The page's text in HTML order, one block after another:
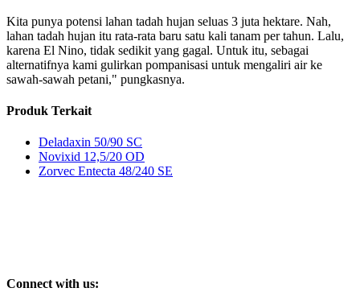
Kita punya potensi lahan tadah hujan seluas 3 juta hektare. Nah,
lahan tadah hujan itu rata-rata baru satu kali tanam per tahun. Lalu,
karena El Nino, tidak sedikit yang gagal. Untuk itu, sebagai
alternatifnya kami gulirkan pompanisasi untuk mengaliri air ke
sawah-sawah petani," pungkasnya.
Produk Terkait
Deladaxin 50/90 SC
Novixid 12,5/20 OD
Zorvec Entecta 48/240 SE
Connect with us: